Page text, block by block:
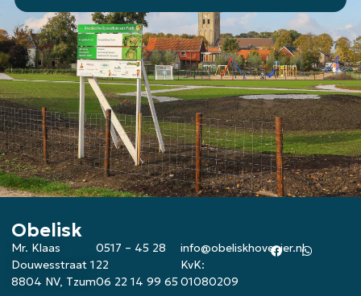
Obelisk
Mr. Klaas
Douwesstraat 1
8804 NV, Tzum
0517 – 45 28
22
06 22 14 99 65
info@obeliskhovenier.nl
KvK:
01080209